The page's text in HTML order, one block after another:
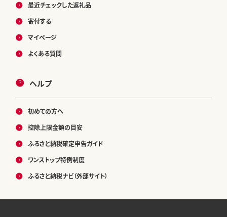
最近チェックした返礼品
寄付する
マイページ
よくある質問
ヘルプ
初めての方へ
控除上限金額の目安
ふるさと納税確定申告ガイド
ワンストップ特例制度
ふるさと納税ナビ（外部サイト）